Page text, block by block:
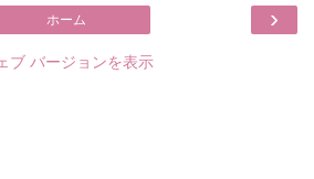
›
ホーム
ブ バージョンを表示